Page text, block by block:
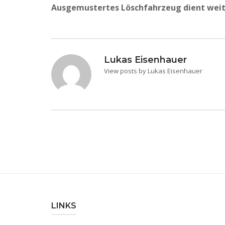
Ausgemustertes Löschfahrzeug dient
Lukas Eisenhauer
View posts by Lukas Eisenhauer
LINKS